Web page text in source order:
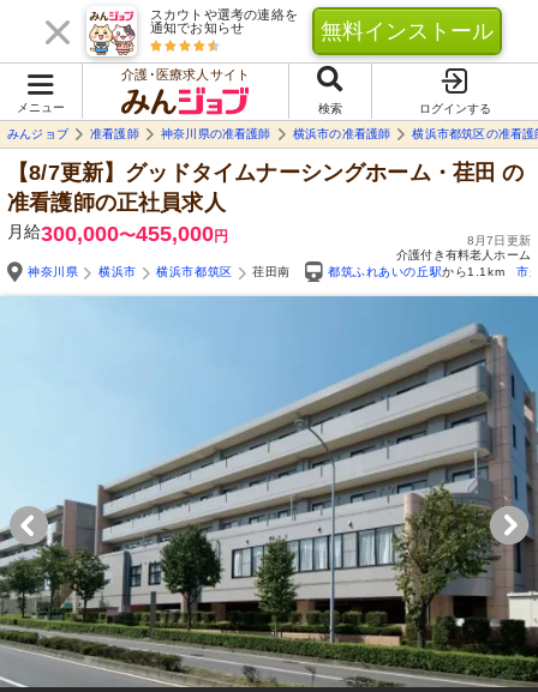
スカウトや選考の連絡を
通知でお知らせ
無料インストール
メニュー
介護･医療求人サイト
検索
ログインする
みんジョブ
准看護師 神奈川県の准看護師 横浜市の准看護師 横浜市都筑区の准看護
【8/7更新】グッドタイムナーシングホーム・荏田 の
准看護師の正社員求人
月給300,000〜455,000円
8月7日更新
介護付き有料老人ホーム
神奈川県
横浜市 横浜市都筑区 荏田南 都筑ふれあいの丘駅から1.1km 市